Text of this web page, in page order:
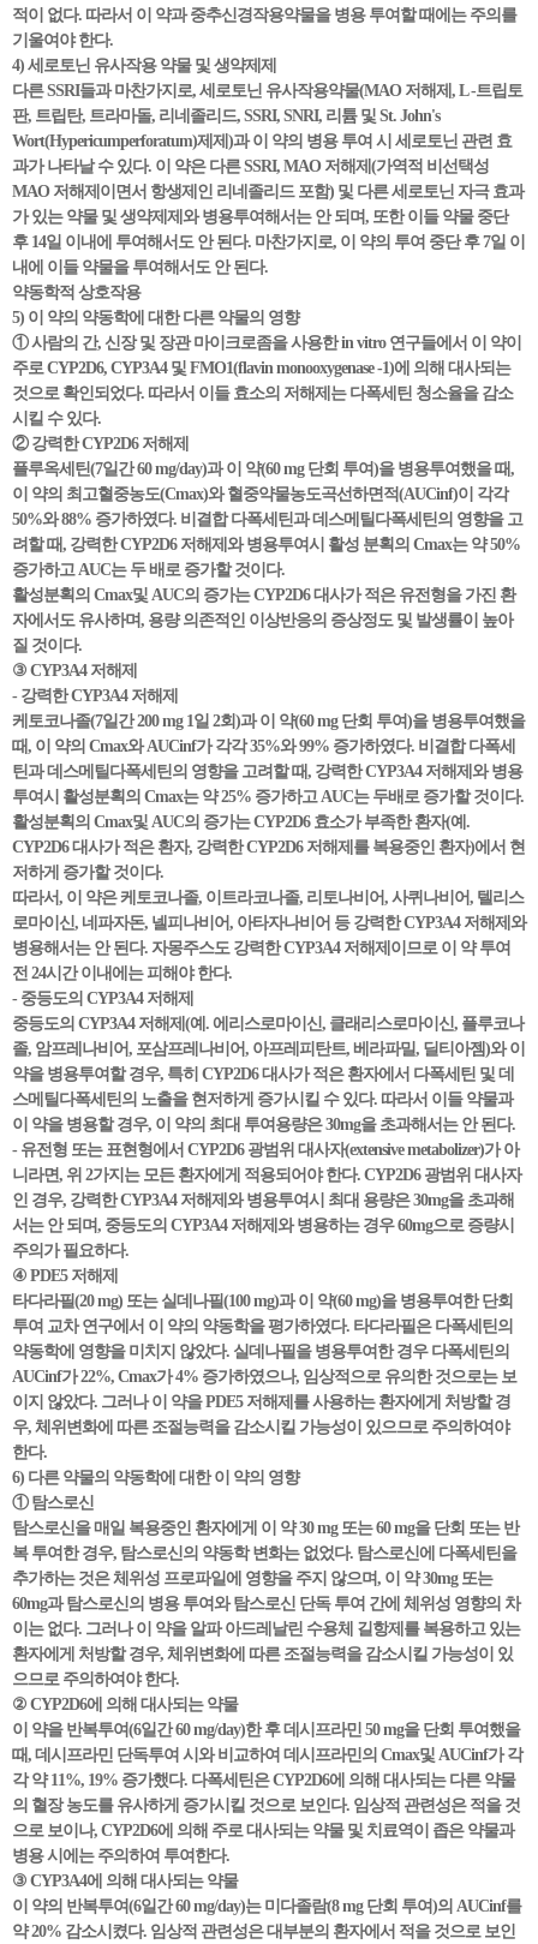
적이 없다. 따라서 이 약과 중추신경작용약물을 병용 투여할 때에는 주의를
기울여야 한다.
4) 세로토닌 유사작용 약물 및 생약제제
다른 SSRI들과 마찬가지로, 세로토닌 유사작용약물(MAO 저해제, L -트립토
판, 트립탄, 트라마돌, 리네졸리드, SSRI, SNRI, 리튬 및 St. John's
Wort(Hypericumperforatum)제제)과 이 약의 병용 투여 시 세로토닌 관련 효
과가 나타날 수 있다. 이 약은 다른 SSRI, MAO 저해제(가역적 비선택성
MAO 저해제이면서 항생제인 리네졸리드 포함) 및 다른 세로토닌 자극 효과
가 있는 약물 및 생약제제와 병용투여해서는 안 되며, 또한 이들 약물 중단
후 14일 이내에 투여해서도 안 된다. 마찬가지로, 이 약의 투여 중단 후 7일 이
내에 이들 약물을 투여해서도 안 된다.
약동학적 상호작용
5) 이 약의 약동학에 대한 다른 약물의 영향
① 사람의 간, 신장 및 장관 마이크로좀을 사용한 in vitro 연구들에서 이 약이
주로 CYP2D6, CYP3A4 및 FMO1(flavin monooxygenase -1)에 의해 대사되는
것으로 확인되었다. 따라서 이들 효소의 저해제는 다폭세틴 청소율을 감소
시킬 수 있다.
② 강력한 CYP2D6 저해제
플루옥세틴(7일간 60 mg/day)과 이 약(60 mg 단회 투여)을 병용투여했을 때,
이 약의 최고혈중농도(Cmax)와 혈중약물농도곡선하면적(AUCinf)이 각각
50%와 88% 증가하였다. 비결합 다폭세틴과 데스메틸다폭세틴의 영향을 고
려할 때, 강력한 CYP2D6 저해제와 병용투여시 활성 분획의 Cmax는 약 50%
증가하고 AUC는 두 배로 증가할 것이다.
활성분획의 Cmax및 AUC의 증가는 CYP2D6 대사가 적은 유전형을 가진 환
자에서도 유사하며, 용량 의존적인 이상반응의 증상정도 및 발생률이 높아
질 것이다.
③ CYP3A4 저해제
- 강력한 CYP3A4 저해제
케토코나졸(7일간 200 mg 1일 2회)과 이 약(60 mg 단회 투여)을 병용투여했을
때, 이 약의 Cmax와 AUCinf가 각각 35%와 99% 증가하였다. 비결합 다폭세
틴과 데스메틸다폭세틴의 영향을 고려할 때, 강력한 CYP3A4 저해제와 병용
투여시 활성분획의 Cmax는 약 25% 증가하고 AUC는 두배로 증가할 것이다.
활성분획의 Cmax및 AUC의 증가는 CYP2D6 효소가 부족한 환자(예.
CYP2D6 대사가 적은 환자, 강력한 CYP2D6 저해제를 복용중인 환자)에서 현
저하게 증가할 것이다.
따라서, 이 약은 케토코나졸, 이트라코나졸, 리토나비어, 사퀴나비어, 텔리스
로마이신, 네파자돈, 넬피나비어, 아타자나비어 등 강력한 CYP3A4 저해제와
병용해서는 안 된다. 자몽주스도 강력한 CYP3A4 저해제이므로 이 약 투여
전 24시간 이내에는 피해야 한다.
- 중등도의 CYP3A4 저해제
중등도의 CYP3A4 저해제(예. 에리스로마이신, 클래리스로마이신, 플루코나
졸, 암프레나비어, 포삼프레나비어, 아프레피탄트, 베라파밀, 딜티아젬)와 이
약을 병용투여할 경우, 특히 CYP2D6 대사가 적은 환자에서 다폭세틴 및 데
스메틸다폭세틴의 노출을 현저하게 증가시킬 수 있다. 따라서 이들 약물과
이 약을 병용할 경우, 이 약의 최대 투여용량은 30mg을 초과해서는 안 된다.
- 유전형 또는 표현형에서 CYP2D6 광범위 대사자(extensive metabolizer)가 아
니라면, 위 2가지는 모든 환자에게 적용되어야 한다. CYP2D6 광범위 대사자
인 경우, 강력한 CYP3A4 저해제와 병용투여시 최대 용량은 30mg을 초과해
서는 안 되며, 중등도의 CYP3A4 저해제와 병용하는 경우 60mg으로 증량시
주의가 필요하다.
④ PDE5 저해제
타다라필(20 mg) 또는 실데나필(100 mg)과 이 약(60 mg)을 병용투여한 단회
투여 교차 연구에서 이 약의 약동학을 평가하였다. 타다라필은 다폭세틴의
약동학에 영향을 미치지 않았다. 실데나필을 병용투여한 경우 다폭세틴의
AUCinf가 22%, Cmax가 4% 증가하였으나, 임상적으로 유의한 것으로는 보
이지 않았다. 그러나 이 약을 PDE5 저해제를 사용하는 환자에게 처방할 경
우, 체위변화에 따른 조절능력을 감소시킬 가능성이 있으므로 주의하여야
한다.
6) 다른 약물의 약동학에 대한 이 약의 영향
① 탐스로신
탐스로신을 매일 복용중인 환자에게 이 약 30 mg 또는 60 mg을 단회 또는 반
복 투여한 경우, 탐스로신의 약동학 변화는 없었다. 탐스로신에 다폭세틴을
추가하는 것은 체위성 프로파일에 영향을 주지 않으며, 이 약 30mg 또는
60mg과 탐스로신의 병용 투여와 탐스로신 단독 투여 간에 체위성 영향의 차
이는 없다. 그러나 이 약을 알파 아드레날린 수용체 길항제를 복용하고 있는
환자에게 처방할 경우, 체위변화에 따른 조절능력을 감소시킬 가능성이 있
으므로 주의하여야 한다.
② CYP2D6에 의해 대사되는 약물
이 약을 반복투여(6일간 60 mg/day)한 후 데시프라민 50 mg을 단회 투여했을
때, 데시프라민 단독투여 시와 비교하여 데시프라민의 Cmax및 AUCinf가 각
각 약 11%, 19% 증가했다. 다폭세틴은 CYP2D6에 의해 대사되는 다른 약물
의 혈장 농도를 유사하게 증가시킬 것으로 보인다. 임상적 관련성은 적을 것
으로 보이나, CYP2D6에 의해 주로 대사되는 약물 및 치료역이 좁은 약물과
병용 시에는 주의하여 투여한다.
③ CYP3A4에 의해 대사되는 약물
이 약의 반복투여(6일간 60 mg/day)는 미다졸람(8 mg 단회 투여)의 AUCinf를
약 20% 감소시켰다. 임상적 관련성은 대부분의 환자에서 적을 것으로 보인